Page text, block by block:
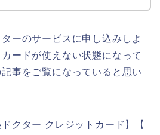
ーのサービスに申し込みしよ
ードが使えない状態になって
事をご覧になっていると思い
クター クレジットカード】【